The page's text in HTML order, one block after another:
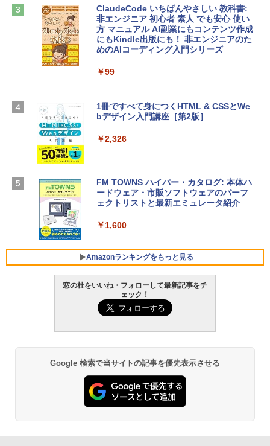
￥2,952
Apple 2026 MacBook Air M5チップ搭載
igence、13.6インチLiquid Retinaディ
ラ、Touch ID - ミッドナイト + 3年延長
AppleCare+ for 13インチMacBook Air
(M5)|ダウンロード版
￥347,600
【Amazon.co.jp限定】 HP ノートパソコ
ン 15-fd 15.6インチ 16GBメモリ 512GB
SSD インテル Core 5
￥129,800
FMV ノートパソコン WE1-K3 (MS 365 P
ersonal/Copilotキー搭載/Win 11/15.6型/
Core i5/16GB/SSD 512GB/ホワイト) FM
VWK3E15W_AZ
￥123,400
Robloxギフトカード - 2,000 Robux 【限
定バーチャルアイテムを含む】 【オンラ
インゲームコード】 ロブロックス | オン
ラインコード版
￥3,200
Robloxギフトカード - 1000 Robux 【限
定バーチャルアイテムを含む】 【オンラ
ラインコード版
Windows版 | Minecraft (マインクラフ
ト): Java & Bedrock Edition | オンライ
ClaudeCode いちばんやさしい 教科書:
非エンジニア 初心者 素人 でも安心 使い
方 マニュアル AI副業にもコンテンツ作成
にもKindle出版にも！ 非エンジニアのた
めのAIコーディング入門シリーズ
￥99
1冊ですべて身につくHTML & CSSとWe
bデザイン入門講座［第2版］
￥2,326
FM TOWNS ハイパー・カタログ: 本体ハ
ードウェア・市販ソフトウェアのパーフ
ェクトリストと最新エミュレータ紹介
￥1,600
Amazonランキングをもっと見る
Amazon Kindle Paperwhite (16GB) 7イ
ンチディスプレイ、色調調節ライト、12
￥27,980
Amazon Kindle - 目に優しい、かさばら
ない、大きな画面で読みやすい、6週間持
窓の杜をいいね・フォローして最新記事をチ
ェック！
Google 検索で当サイトの記事を優先表示させる